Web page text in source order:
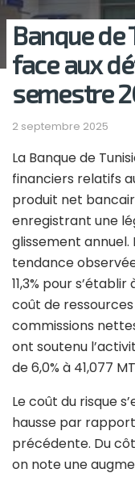
Banque de
face aux
semestre
2 septembre 2025
La Banque de
financiers relatifs
produit net
enregistrant une
glissement annuel.
tendance
11,3% pour s’établir
coût de
commissions
ont soutenu
de 6,0% à 41,077
Le coût du risque
hausse par
précédente. Du
on note une